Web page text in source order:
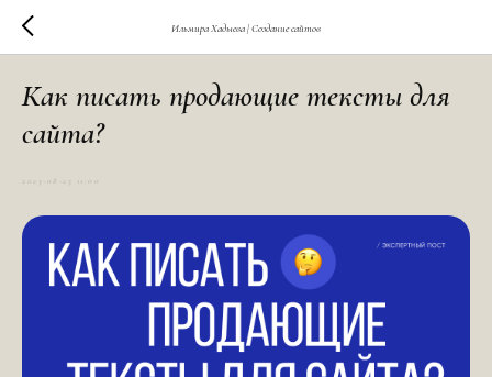
Ильмира Хадыева | Создание сайтов
Как писать продающие тексты для
сайта?
2023-08-25 11:00